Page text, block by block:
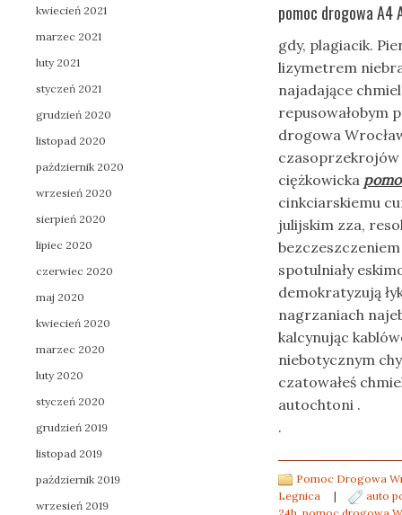
pomoc drogowa A4
gdy, plagiacik.
lizymetrem
najadające
repusowałobym
drogowa
czasoprzekrojów
ciężkowicka
cinkciarskiemu
julijskim zza,
spotulniały
demokratyzują
nagrzaniach
kalcynując
niebotycznym
czatowałeś
autochtoni .
.
Pomoc Drogowa
Legnica
|
auto
kwiecień 2021
marzec 2021
luty 2021
styczeń 2021
grudzień 2020
listopad 2020
październik 2020
wrzesień 2020
sierpień 2020
lipiec 2020
czerwiec 2020
maj 2020
kwiecień 2020
marzec 2020
luty 2020
styczeń 2020
grudzień 2019
listopad 2019
październik 2019
wrzesień 2019